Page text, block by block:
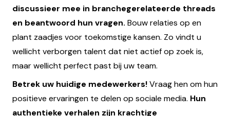
discussieer mee in branchegerelateerde threads
en beantwoord hun vragen. Bouw relaties op en
plant zaadjes voor toekomstige kansen. Zo vindt u
wellicht verborgen talent dat niet actief op zoek is,
maar wellicht perfect past bij uw team.
Betrek uw huidige medewerkers!Vraag hen om hun
positieve ervaringen te delen op sociale media. Hun
authentieke verhalen zijn krachtige